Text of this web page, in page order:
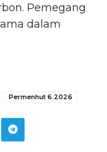
Pemegang
dalam
Permenhut 6 2026